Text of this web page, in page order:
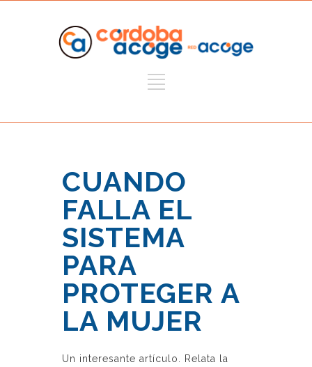
CUANDO
FALLA EL
SISTEMA
PARA
PROTEGER A
LA MUJER
Un interesante artículo. Relata la